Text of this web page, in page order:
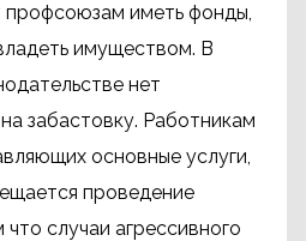
профсоюзам иметь фонды,
имуществом. В
нет
забастовку. Работникам
основные услуги,
проведение
случаи агрессивного